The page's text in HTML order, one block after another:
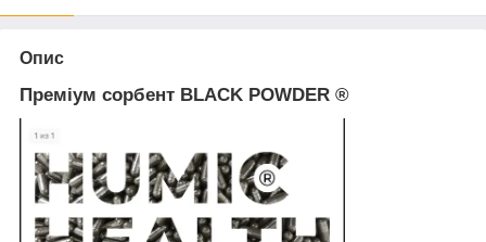
Опис
Преміум сорбент BLACK POWDER ®